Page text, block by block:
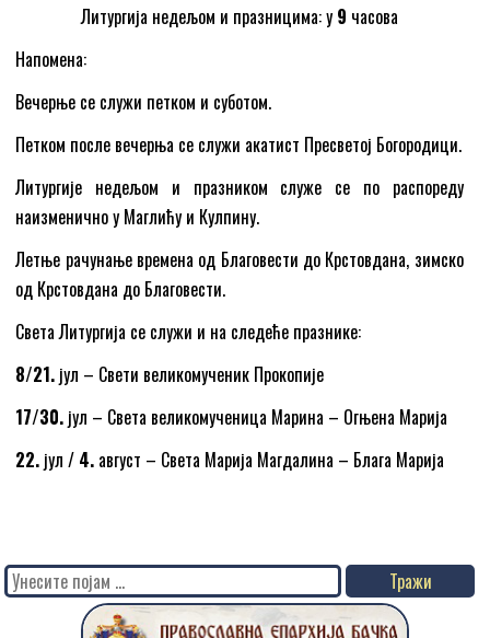
Литургија недељом и празницима: у 9 часова
Напомена:
Вечерње се служи петком и суботом.
Петком после вечерња се служи акатист Пресветој Богородици.
Литургије недељом и празником служе се по распореду
наизменично у Маглићу и Кулпину.
Летње рачунање времена од Благовести до Крстовдана, зимско
од Крстовдана до Благовести.
Света Литургија се служи и на следеће празнике:
8/21. јул – Свети великомученик Прокопије
17/30. јул – Света великомученица Марина – Огњена Марија
22. јул / 4. август – Света Марија Магдалина – Блага Марија
Search
for: